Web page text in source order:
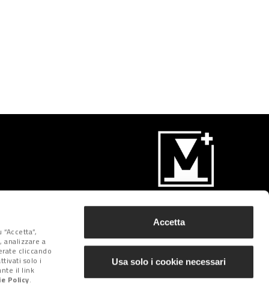
a
cliccando
solo i
il link
Policy.
Accetta
Usa solo i cookie necessari
Iscriviti